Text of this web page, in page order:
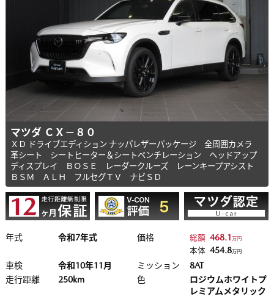
マツダ ＣＸ－８０
ＸＤ ドライブエディション ナッパレザーパッケージ 全周囲カメラ
革シート シートヒーター＆シートベンチレーション ヘッドアップ
ディスプレイ ＢＯＳＥ レーダークルーズ レーンキープアシスト
ＢＳＭ ＡＬＨ フルセグＴＶ ナビＳＤ
年式 令和7年式 価格 総額 468.1万円
本体 454.8万円
車検 令和10年11月 ミッション
8AT
走行距離
250km 色
ロジウムホワイトプ
レミアムメタリック